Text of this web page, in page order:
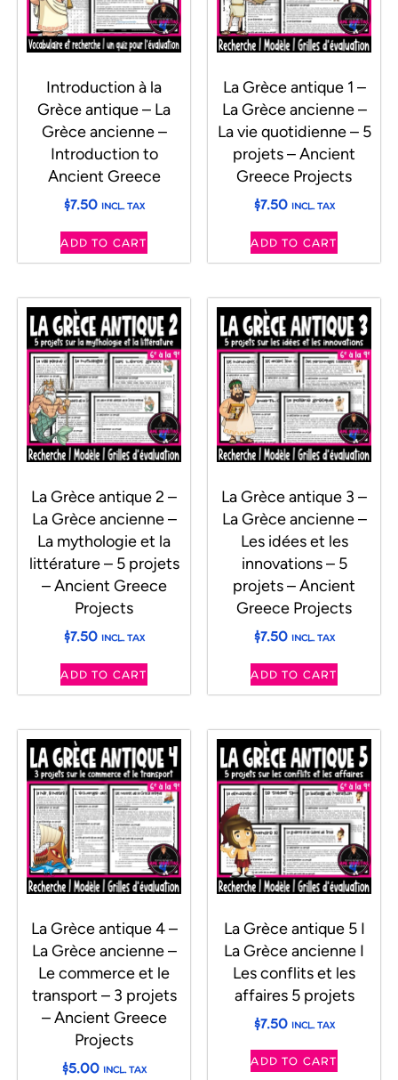
Introduction à la
Grèce antique – La
Grèce ancienne –
Introduction to
Ancient Greece
$7.50 INCL. TAX
ADD TO CART
La Grèce antique 1 –
La Grèce ancienne –
La vie quotidienne – 5
projets – Ancient
Greece Projects
$7.50 INCL. TAX
ADD TO CART
La Grèce antique 2 –
La Grèce ancienne –
La mythologie et la
littérature – 5 projets
– Ancient Greece
Projects
$7.50 INCL. TAX
ADD TO CART
La Grèce antique 3 –
La Grèce ancienne –
Les idées et les
innovations – 5
projets – Ancient
Greece Projects
$7.50 INCL. TAX
ADD TO CART
La Grèce antique 4 –
La Grèce ancienne –
Le commerce et le
transport – 3 projets
– Ancient Greece
Projects
$5.00 INCL. TAX
La Grèce antique 5 I
La Grèce ancienne I
Les conflits et les
affaires 5 projets
$7.50 INCL. TAX
ADD TO CART